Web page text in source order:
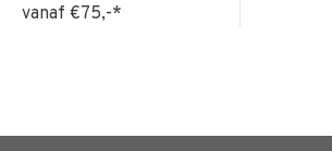
vanaf €75,-*